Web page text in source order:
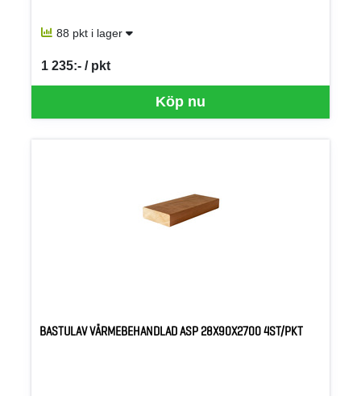
88 pkt i lager
Köp nu
1 235:- / pkt
SEK per PKT
BASTULAV VÄRMEBEHANDLAD ASP 28X90X2700 4ST/PKT